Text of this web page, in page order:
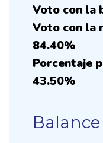
Voto con la
Voto con la
84.40%
Porcentaje
43.50%